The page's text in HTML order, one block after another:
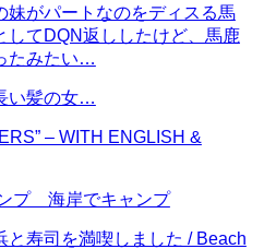
妹がパートなのをディスる馬
してDQN返ししたけど、馬鹿
たみたい…
い髪の女…
– WITH ENGLISH &
ンプ 海岸でキャンプ
と寿司を満喫しました / Beach